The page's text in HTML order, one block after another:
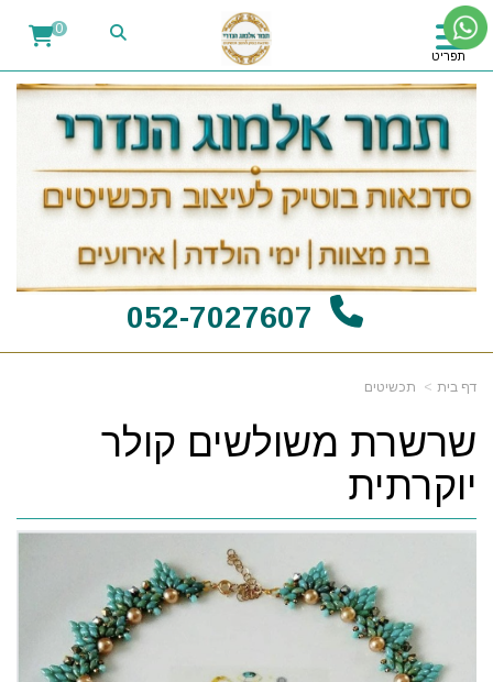
תפריט
0
052-7027607
דף בית תכשיטים
שרשרת משולשים קולר
יוקרתית